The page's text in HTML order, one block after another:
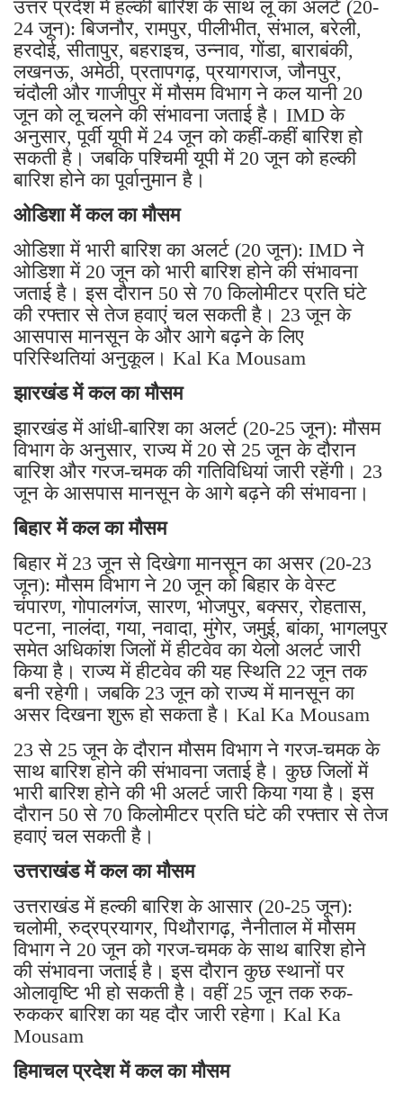
उत्तर प्रदेश में हल्की बारिश के साथ लू का अलर्ट (20-
24 जून): बिजनौर, रामपुर, पीलीभीत, संभाल, बरेली,
हरदोई, सीतापुर, बहराइच, उन्नाव, गोंडा, बाराबंकी,
लखनऊ, अमेठी, प्रतापगढ़, प्रयागराज, जौनपुर,
चंदौली और गाजीपुर में मौसम विभाग ने कल यानी 20
जून को लू चलने की संभावना जताई है। IMD के
अनुसार, पूर्वी यूपी में 24 जून को कहीं-कहीं बारिश हो
सकती है। जबकि पश्चिमी यूपी में 20 जून को हल्की
बारिश होने का पूर्वानुमान है।
ओडिशा में कल का मौसम
ओडिशा में भारी बारिश का अलर्ट (20 जून): IMD ने
ओडिशा में 20 जून को भारी बारिश होने की संभावना
जताई है। इस दौरान 50 से 70 किलोमीटर प्रति घंटे
की रफ्तार से तेज हवाएं चल सकती है। 23 जून के
आसपास मानसून के और आगे बढ़ने के लिए
परिस्थितियां अनुकूल। Kal Ka Mousam
झारखंड में कल का मौसम
झारखंड में आंधी-बारिश का अलर्ट (20-25 जून): मौसम
विभाग के अनुसार, राज्य में 20 से 25 जून के दौरान
बारिश और गरज-चमक की गतिविधियां जारी रहेंगी। 23
जून के आसपास मानसून के आगे बढ़ने की संभावना।
बिहार में कल का मौसम
बिहार में 23 जून से दिखेगा मानसून का असर (20-23
जून): मौसम विभाग ने 20 जून को बिहार के वेस्ट
चंपारण, गोपालगंज, सारण, भोजपुर, बक्सर, रोहतास,
पटना, नालंदा, गया, नवादा, मुंगेर, जमुई, बांका, भागलपुर
समेत अधिकांश जिलों में हीटवेव का येलो अलर्ट जारी
किया है। राज्य में हीटवेव की यह स्थिति 22 जून तक
बनी रहेगी। जबकि 23 जून को राज्य में मानसून का
असर दिखना शुरू हो सकता है। Kal Ka Mousam
23 से 25 जून के दौरान मौसम विभाग ने गरज-चमक के
साथ बारिश होने की संभावना जताई है। कुछ जिलों में
भारी बारिश होने की भी अलर्ट जारी किया गया है। इस
दौरान 50 से 70 किलोमीटर प्रति घंटे की रफ्तार से तेज
हवाएं चल सकती है।
उत्तराखंड में कल का मौसम
उत्तराखंड में हल्की बारिश के आसार (20-25 जून):
चलोमी, रुद्रप्रयागर, पिथौरागढ़, नैनीताल में मौसम
विभाग ने 20 जून को गरज-चमक के साथ बारिश होने
की संभावना जताई है। इस दौरान कुछ स्थानों पर
ओलावृष्टि भी हो सकती है। वहीं 25 जून तक रुक-
रुककर बारिश का यह दौर जारी रहेगा। Kal Ka
Mousam
हिमाचल प्रदेश में कल का मौसम